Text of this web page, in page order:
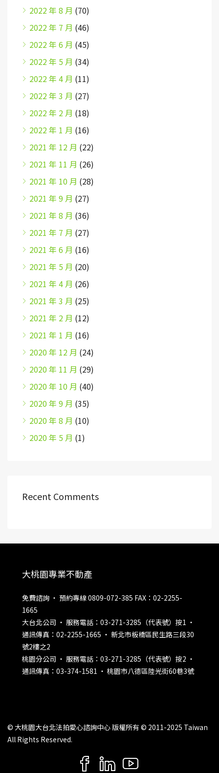
2022 年 8 月 (70)
2022 年 7 月 (46)
2022 年 6 月 (45)
2022 年 5 月 (34)
2022 年 4 月 (11)
2022 年 3 月 (27)
2022 年 2 月 (18)
2022 年 1 月 (16)
2021 年 12 月 (22)
2021 年 11 月 (26)
2021 年 10 月 (28)
2021 年 9 月 (27)
2021 年 8 月 (36)
2021 年 7 月 (27)
2021 年 6 月 (16)
2021 年 5 月 (20)
2021 年 4 月 (26)
2021 年 3 月 (25)
2021 年 2 月 (12)
2021 年 1 月 (16)
2020 年 12 月 (24)
2020 年 11 月 (29)
2020 年 10 月 (40)
2020 年 9 月 (35)
2020 年 8 月 (10)
2020 年 5 月 (1)
Recent Comments
大桃園專業不動產
免費諮詢 ‧ 預約專線 0809-072-385 FAX：02-2255-
1665
大台北公司 ‧ 服務電話：03-271-3285（代表號）按1 ‧
通訊傳真：02-2255-1665 ‧ 新北市板橋區民生路三段30
號2樓之2
桃園分公司 ‧ 服務電話：03-271-3285（代表號）按2 ‧
通訊傳真：03-374-1581 ‧ 桃園市八德區陸光街60巷3號
© 大桃園大台北法拍愛心諮詢中心 版權所有 © 2011-2025 Taiwan
All Rights Reserved.